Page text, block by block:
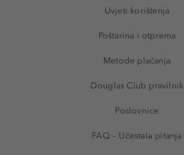
Uvjeti korištenja
Poštarina i otprema
Metode plaćanja
Douglas Club pravilnik
Poslovnice
FAQ – Učestala pitanja